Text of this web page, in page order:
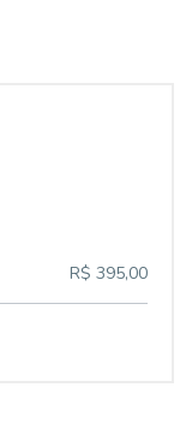
R$ 395,00